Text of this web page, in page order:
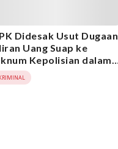
Didesak Usut Dugaan
Uang Suap ke
Kepolisian dalam
Bea Cukai